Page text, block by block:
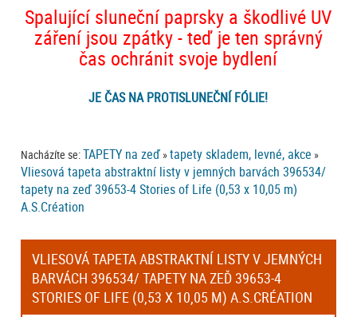
Spalující sluneční paprsky a škodlivé UV
záření jsou zpátky - teď je ten správný
čas ochránit svoje bydlení
JE ČAS NA PROTISLUNEČNÍ FÓLIE!
Nacházíte se:TAPETY na zeď »tapety skladem, levné, akce »
Vliesová tapeta abstraktní listy v jemných barvách 396534/
tapety na zeď 39653-4 Stories of Life (0,53 x 10,05 m)
A.S.Création
VLIESOVÁ TAPETA ABSTRAKTNÍ LISTY V JEMNÝCH
BARVÁCH 396534/ TAPETY NA ZEĎ 39653-4
STORIES OF LIFE (0,53 X 10,05 M) A.S.CRÉATION